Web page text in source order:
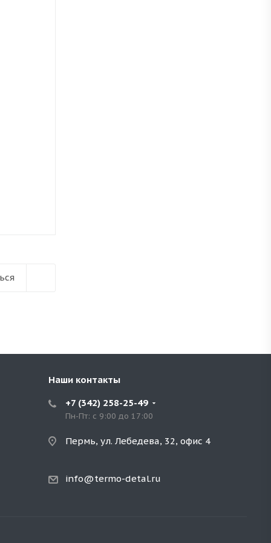
Наши контакты
+7 (342) 258-25-49
Пн-Пт: с 9:00 до 17:00
Пермь, ул. Лебедева, 32, офис 4
info@termo-detal.ru